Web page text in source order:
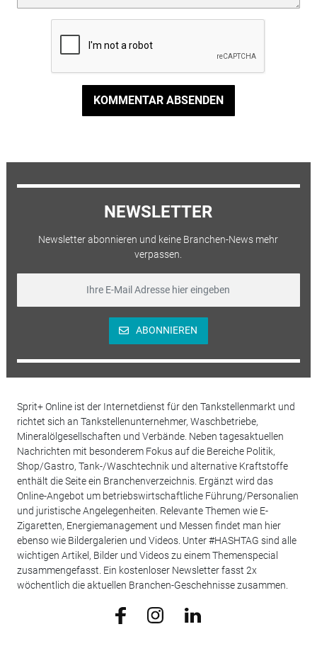
KOMMENTAR ABSENDEN
NEWSLETTER
Newsletter abonnieren und keine Branchen-News mehr
verpassen.
ABONNIEREN
Sprit+ Online ist der Internetdienst für den Tankstellenmarkt und
richtet sich an Tankstellenunternehmer, Waschbetriebe,
Mineralölgesellschaften und Verbände. Neben tagesaktuellen
Nachrichten mit besonderem Fokus auf die Bereiche Politik,
Shop/Gastro, Tank-/Waschtechnik und alternative Kraftstoffe
enthält die Seite ein Branchenverzeichnis. Ergänzt wird das
Online-Angebot um betriebswirtschaftliche Führung/Personalien
und juristische Angelegenheiten. Relevante Themen wie E-
Zigaretten, Energiemanagement und Messen findet man hier
ebenso wie Bildergalerien und Videos. Unter #HASHTAG sind alle
wichtigen Artikel, Bilder und Videos zu einem Themenspecial
zusammengefasst. Ein kostenloser Newsletter fasst 2x
wöchentlich die aktuellen Branchen-Geschehnisse zusammen.